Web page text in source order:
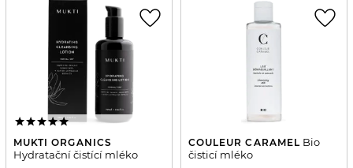
MUKTI ORGANICS
Hydratační čistící mléko
favorite_border
COULEUR CARAMEL Bio
čisticí mléko
favorite_border